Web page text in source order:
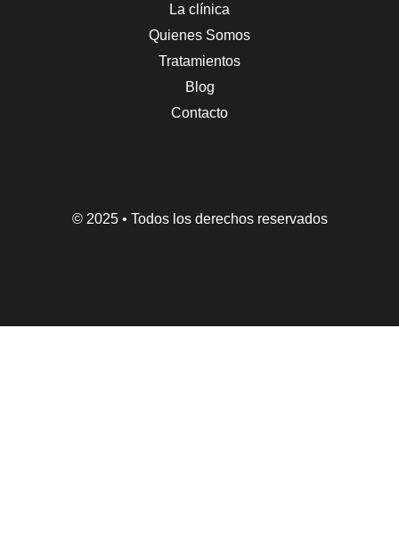
La clínica
Quienes Somos
Tratamientos
Blog
Contacto
© 2025 • Todos los derechos reservados